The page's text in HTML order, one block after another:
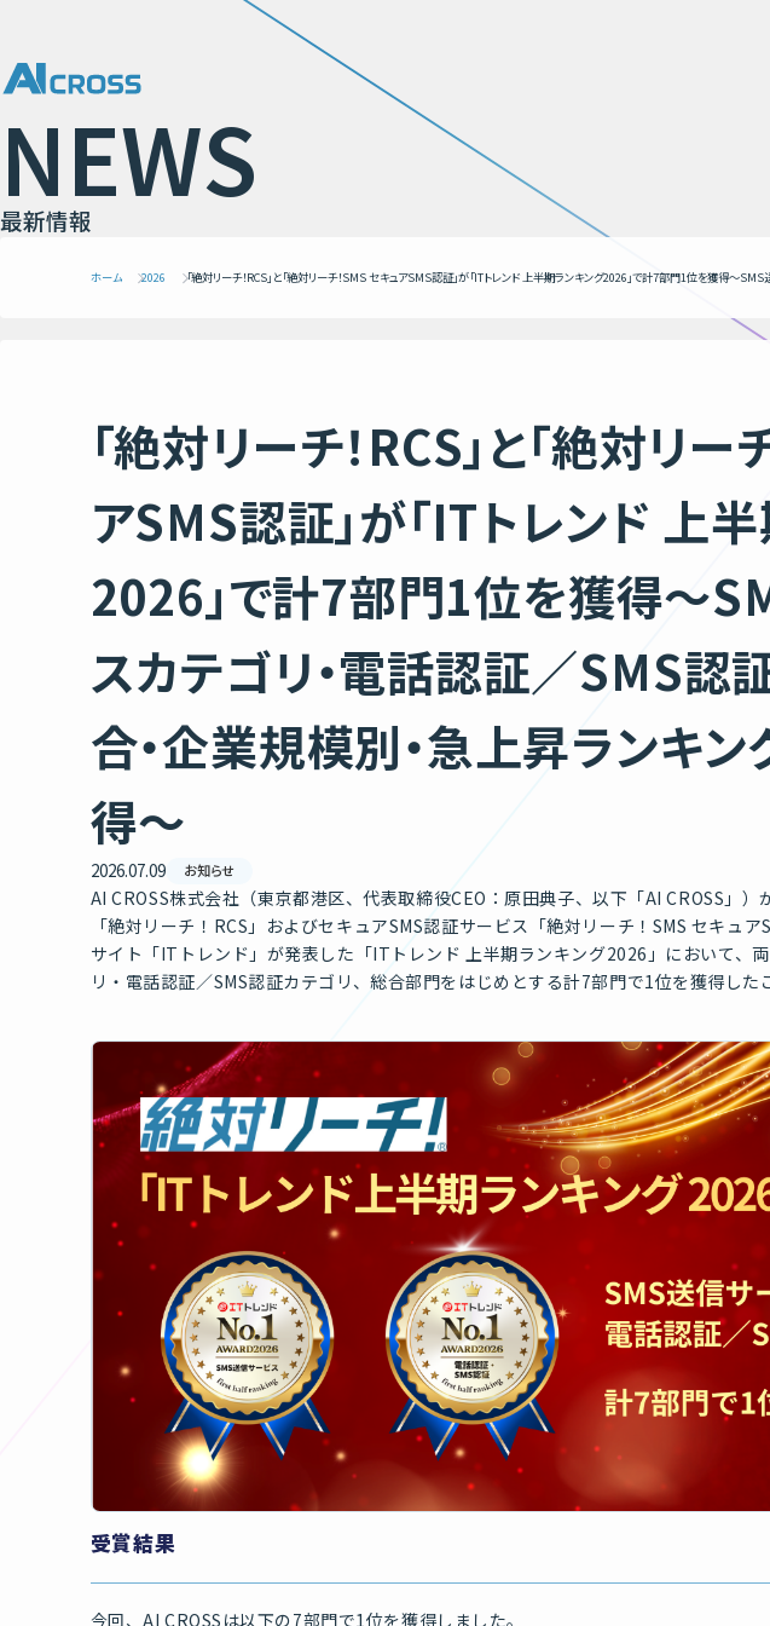
NEWS
最新情報
ホーム 2026
「絶対リーチ！RCS」と「絶対リー
アSMS認証」が「ITトレンド 上
2026」で計7部門1位を獲得〜
スカテゴリ・電話認証／SMS認
合・企業規模別・急上昇ランキ
得〜
2026.07.09 お知らせ
AI CROSS株式会社（東京都港区、代表取締役CEO：原田典子、以下「AI CROSS」）
「絶対リーチ！RCS」およびセキュアSMS認証サービス「絶対リーチ！SMS セキュ
サイト「ITトレンド」が発表した「ITトレンド 上半期ランキング2026」において、
リ・電話認証／SMS認証カテゴリ、総合部門をはじめとする計7部門で1位を獲得した
受賞結果
今回、AI CROSSは以下の7部門で1位を獲得しました。